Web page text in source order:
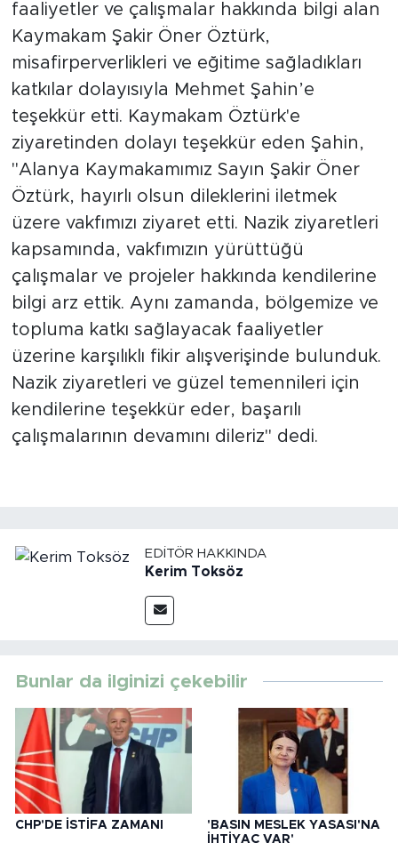
faaliyetler ve çalışmalar hakkında bilgi alan
Kaymakam Şakir Öner Öztürk,
misafirperverlikleri ve eğitime sağladıkları
katkılar dolayısıyla Mehmet Şahin’e
teşekkür etti. Kaymakam Öztürk'e
ziyaretinden dolayı teşekkür eden Şahin,
"Alanya Kaymakamımız Sayın Şakir Öner
Öztürk, hayırlı olsun dileklerini iletmek
üzere vakfımızı ziyaret etti. Nazik ziyaretleri
kapsamında, vakfımızın yürüttüğü
çalışmalar ve projeler hakkında kendilerine
bilgi arz ettik. Aynı zamanda, bölgemize ve
topluma katkı sağlayacak faaliyetler
üzerine karşılıklı fikir alışverişinde bulunduk.
Nazik ziyaretleri ve güzel temennileri için
kendilerine teşekkür eder, başarılı
çalışmalarının devamını dileriz" dedi.
EDITÖR HAKKINDA
Kerim Toksöz
Bunlar da ilginizi çekebilir
CHP'DE İSTİFA ZAMANI
'BASIN MESLEK YASASI'NA
İHTİYAÇ VAR'